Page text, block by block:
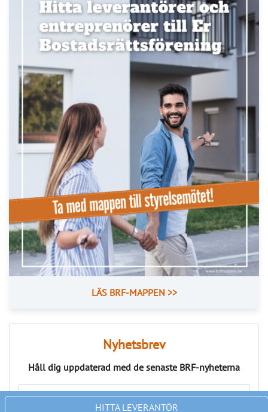
Redo för hösten?
Publicerad : 5 aug. 2026, 06:47
Redo för hösten?
Så skapar du ett hem som hjälper dig.
När sommaren går mot sitt slut händer något i de flesta
hem. Badkläder och strandväskor byts mot ryggsäckar,
träningskläder och regnjackor. Kalendern fylls med möten,
skolstarter, fritidsaktiviteter och vardagsbestyr. Tempot ökar
– och plötsligt märks det tydligt om hemmet fungerar eller
handlar det om att inte hitta bilnycklarna, att hallen
svämmar över av skor eller att garderoben känns kaotisk
varje morgon. Ett välorganiserat hem handlar därför om
betydligt mer än estetik. Det handlar om att skapa bättre flyt
i vardagen, minska onödig stress och frigöra tid till det som